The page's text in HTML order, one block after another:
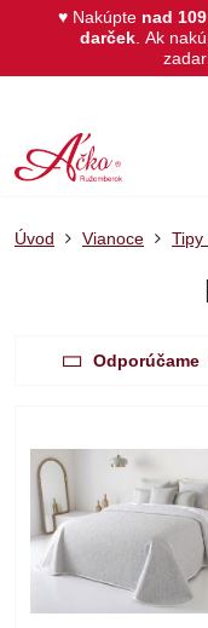
♥ Nakúpte nad
darček Ak
Úvod Vianoce Tipy
Odporúčame